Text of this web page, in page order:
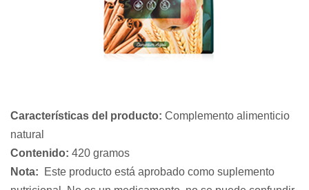
Características del producto: Complemento alimenticio
natural
Contenido: 420 gramos
Nota:
Este producto está aprobado como suplemento